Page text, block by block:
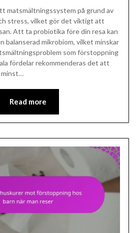
matsmältningssystem på grund av
stress, vilket gör det viktigt att
Att ta probiotika före din resa kan
balanserad mikrobiom, vilket minskar
som förstoppning
fördelar rekommenderas det att
minst…
Read more